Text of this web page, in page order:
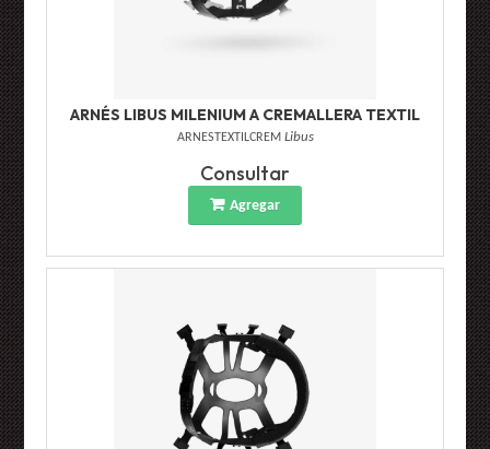
ARNÉS LIBUS MILENIUM A CREMALLERA TEXTIL
ARNESTEXTILCREM Libus
Consultar
Agregar